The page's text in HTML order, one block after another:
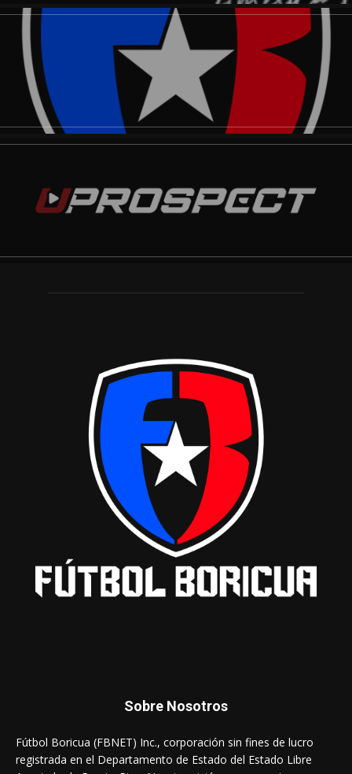
Sobre Nosotros
Fútbol Boricua (FBNET) Inc., corporación sin fines de lucro
registrada en el Departamento de Estado del Estado Libre